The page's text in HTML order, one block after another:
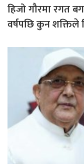
हिजो गौरमा रगत
वर्षपछि कुन शक्तिले